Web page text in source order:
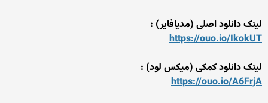
لینک دانلود اصلی (مدیافایر) :
https://ouo.io/IkokUT
لینک دانلود کمکی (میکس لود) :
https://ouo.io/A6FrjA